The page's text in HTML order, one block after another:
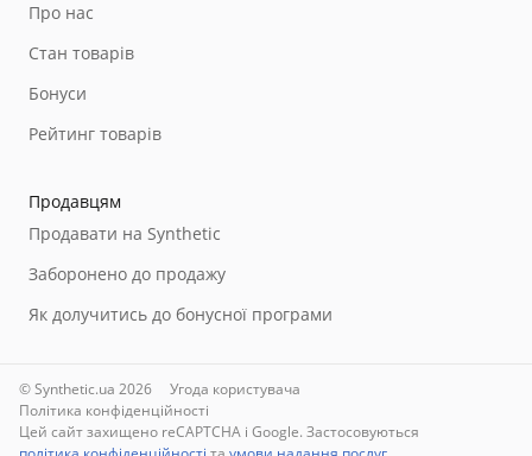
Про нас
Стан товарів
Бонуси
Рейтинг товарів
Продавцям
Продавати на Synthetic
Заборонено до продажу
Як долучитись до бонусної програми
© Synthetic.ua 2026
Угода користувача
Політика конфіденційності
Цей сайт захищено reCAPTCHA і Google. Застосовуються